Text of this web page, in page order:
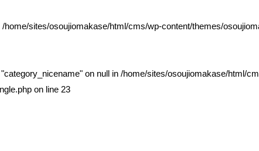
/home/sites/osoujiomakase/html/cms/wp-content/themes/
on null in /home/sites/osoujiomakase/html/
on line 23